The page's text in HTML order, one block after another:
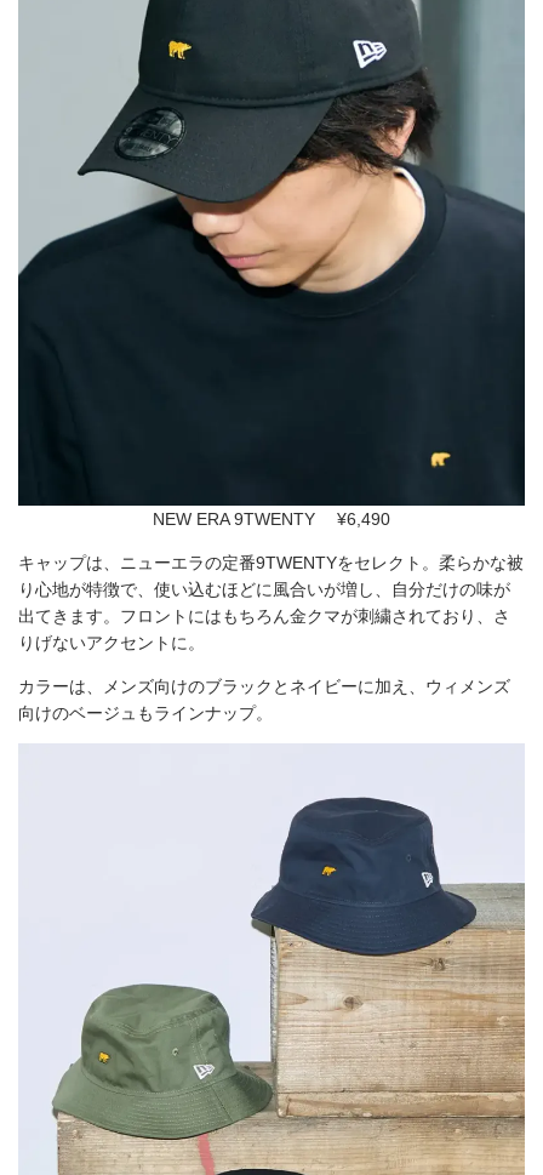
NEW ERA 9TWENTY ¥6,490
キャップは、ニューエラの定番9TWENTYをセレクト。柔らかな被
り心地が特徴で、使い込むほどに風合いが増し、自分だけの味が
出てきます。フロントにはもちろん金クマが刺繍されており、さ
りげないアクセントに。
カラーは、メンズ向けのブラックとネイビーに加え、ウィメンズ
向けのベージュもラインナップ。